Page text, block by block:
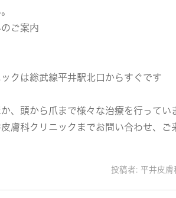
のご案内
クは総武線平井駅北口からすぐです
、頭から爪まで様々な治療を行ってい
膚科クリニックまでお問い合わせ、ご
投稿者: 平井皮膚